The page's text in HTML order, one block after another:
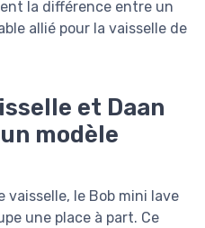
la différence entre un
allié pour la vaisselle de
et Daan
modèle
vaisselle, le Bob mini lave
une place à part. Ce